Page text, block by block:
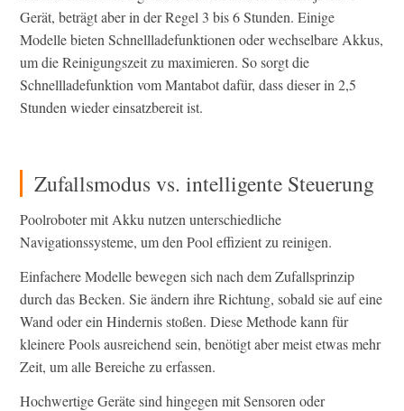
Gerät, beträgt aber in der Regel 3 bis 6 Stunden. Einige
Modelle bieten Schnellladefunktionen oder wechselbare Akkus,
um die Reinigungszeit zu maximieren. So sorgt die
Schnellladefunktion vom Mantabot dafür, dass dieser in 2,5
Stunden wieder einsatzbereit ist.
Zufallsmodus vs. intelligente Steuerung
Poolroboter mit Akku nutzen unterschiedliche
Navigationssysteme, um den Pool effizient zu reinigen.
Einfachere Modelle bewegen sich nach dem Zufallsprinzip
durch das Becken. Sie ändern ihre Richtung, sobald sie auf eine
Wand oder ein Hindernis stoßen. Diese Methode kann für
kleinere Pools ausreichend sein, benötigt aber meist etwas mehr
Zeit, um alle Bereiche zu erfassen.
Hochwertige Geräte sind hingegen mit Sensoren oder